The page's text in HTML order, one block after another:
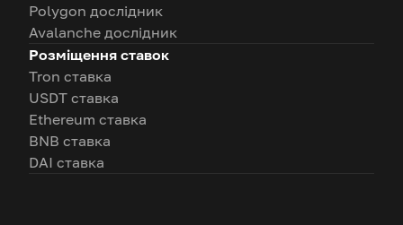
Polygon дослідник
Avalanche дослідник
Розміщення ставок
Tron ставка
USDT ставка
Ethereum ставка
BNB ставка
DAI ставка